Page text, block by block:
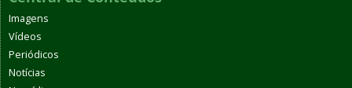
Imagens
Vídeos
Periódicos
Notícias